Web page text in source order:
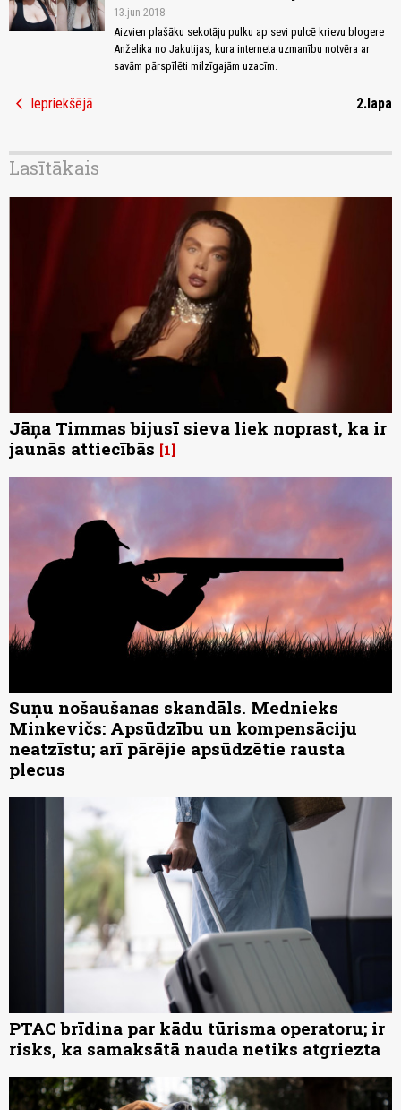
13.jun 2018
Aizvien plašāku sekotāju pulku ap sevi pulcē krievu blogere
Anželika no Jakutijas, kura interneta uzmanību notvēra ar
savām pārspīlēti milzīgajām uzacīm.
chevron_left Iepriekšējā 2.lapa
Lasītākais
Jāņa Timmas bijusī sieva liek noprast, ka ir
jaunās attiecībās 1
Suņu nošaušanas skandāls. Mednieks
Minkevičs: Apsūdzību un kompensāciju
neatzīstu; arī pārējie apsūdzētie rausta
plecus
PTAC brīdina par kādu tūrisma operatoru; ir
risks, ka samaksātā nauda netiks atgriezta